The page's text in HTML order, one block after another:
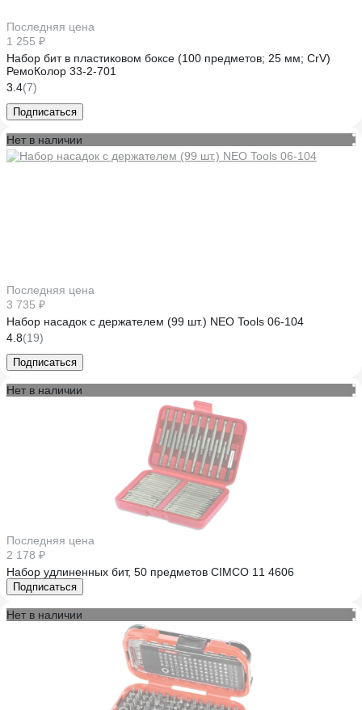
Последняя цена
1 255 ₽
Набор бит в пластиковом боксе (100 предметов; 25 мм; CrV)
РемоКолор 33-2-701
3.4(7)
Подписаться
Нет в наличии
Последняя цена
3 735 ₽
Набор насадок с держателем (99 шт.) NEO Tools 06-104
4.8(19)
Подписаться
Нет в наличии
Последняя цена
2 178 ₽
Набор удлиненных бит, 50 предметов CIMCO 11 4606
Подписаться
Нет в наличии